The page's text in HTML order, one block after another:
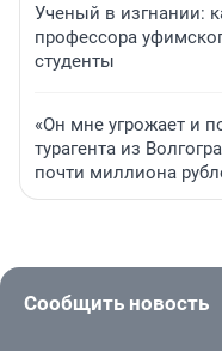
Ученый в изгнании:
профессора
студенты
«Он мне угрожает и
турагента из
почти миллиона
Сообщить новость